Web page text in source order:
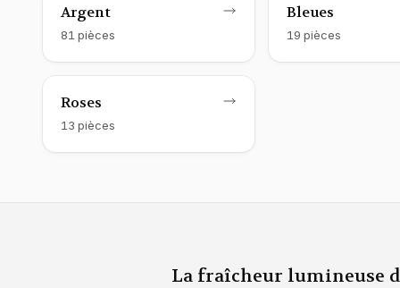
Montre Guess
Argentfemme
81 pièces
Montre Guess
Bleues
19 pièces
Montre Guess
Rosesfemme
13 pièces
La fraîcheur lumineuse